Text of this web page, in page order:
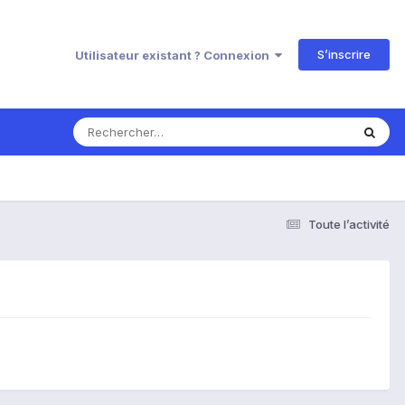
Utilisateur existant ? Connexion S’inscrire
Toute l’activité